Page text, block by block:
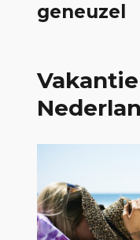
geneuzel